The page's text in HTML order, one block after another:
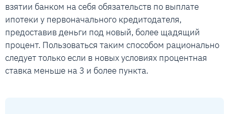
взятии банком на себя обязательств по выплате
ипотеки у первоначального кредитодателя,
предоставив деньги под новый, более щадящий
процент. Пользоваться таким способом рационально
следует только если в новых условиях процентная
ставка меньше на 3 и более пункта.